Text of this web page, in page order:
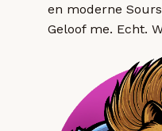
en moderne
Geloof me. Echt.